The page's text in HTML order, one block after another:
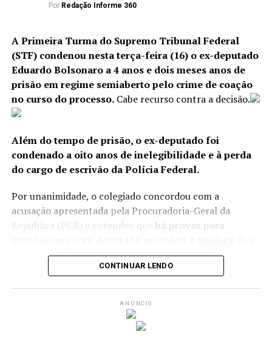
condenados a 76 anos de prisão.
Rivaldo recebeu pena de 18 anos de prisão. Ronald vai
cumprir 56 anos de prisão, e Robson Calixto foi
condenado a 9 anos. Todos estão presos e cumprem
prisão definitiva, exceto Chiquinho, que está em prisão
domiciliar por questões de saúde.
é uma prerrogativa do relator, está prevista no
regimento interno e não prejudica a análise dos
argumentos da defesa.
ANÚNCIO
“Caso tenha interesse em fazer sustentação oral, a parte
poderá, desde que observado o rito, encaminhá-la por
virtual”, afirmou Moraes.
A Primeira Turma da Corte também é formada pelos
ministros Cristiano Zanin, Cármen Lúcia e Flávio Dino.
Por Redação Informe 360
A Primeira Turma do Supremo Tribunal Federal
(STF) condenou nesta terça-feira (16) o ex-deputado
Eduardo Bolsonaro a 4 anos e dois meses anos de
prisão em regime semiaberto pelo crime de coação
no curso do processo.Cabe recurso contra a decisão.
Além do tempo de prisão, o ex-deputado foi
condenado a oito anos de inelegibilidade e à perda
do cargo de escrivão da Polícia Federal.
Por unanimidade, o colegiado concordou com a
acusação apresentada pela Procuradoria-Geral da
República (PGR) e entendeu que há provas para
Estados Unidos contra as exportações brasileiras
para tentar evitar a condenação do pai, o ex-
Além disso, outras medidas adotadas pelo governo
CONTINUAR LENDO
ANÚNCIO